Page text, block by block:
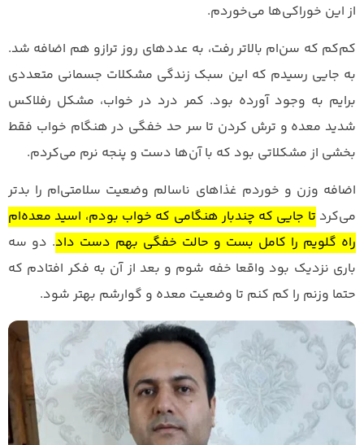
از این خوراکی‌ها می‌خوردم.
کم‌کم که سن‌ام بالاتر رفت، به عددهای روز ترازو هم اضافه شد.
به جایی رسیدم که این سبک زندگی مشکلات جسمانی متعددی
برایم به وجود آورده بود. کمر درد در خواب، مشکل رفلاکس
شدید معده و ترش کردن تا سر حد خفگی در هنگام خواب فقط
بخشی از مشکلاتی بود که با آن‌ها دست و پنجه نرم می‌کردم.
اضافه وزن و خوردم غذاهای ناسالم وضعیت سلامتی‌ام را بدتر
می‌کرد تا جایی که چندبار هنگامی که خواب بودم، اسید معده‌ام
راه گلویم را کامل بست و حالت خفگی بهم دست داد. دو سه
باری نزدیک بود واقعا خفه شوم و بعد از آن به فکر افتادم که
حتما وزنم را کم کنم تا وضعیت معده و گوارشم بهتر شود.